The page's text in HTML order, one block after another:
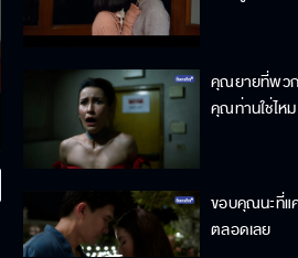
คุณยายที่พวก
คุณท่านใช่ไหม
ขอบคุณนะที่แ
ตลอดเลย